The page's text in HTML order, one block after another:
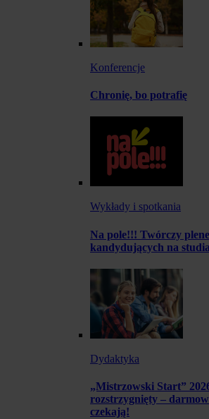
Konferencje
Chronię, bo potrafię
Wykłady i spotkania
Na pole!!! Twórczy
kandydujących na
Dydaktyka
„Mistrzowski Start”
rozstrzygnięty –
czekają!